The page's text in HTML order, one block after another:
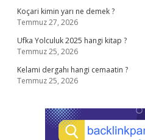
Koçari kimin yarı ne demek ?
Temmuz 27, 2026
Ufka Yolculuk 2025 hangi kitap ?
Temmuz 25, 2026
Kelami dergahı hangi cemaatin ?
Temmuz 25, 2026